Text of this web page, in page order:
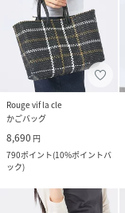
Rouge vif la cle
かごバッグ
8,690 円
790ポイント(10%ポイントバ
ック)